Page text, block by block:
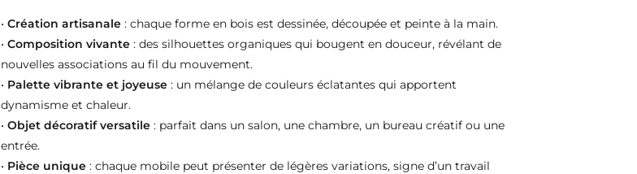
• Création artisanale : chaque forme en bois est dessinée, découpée et peinte à la main.
• Composition vivante : des silhouettes organiques qui bougent en douceur, révélant de
nouvelles associations au fil du mouvement.
• Palette vibrante et joyeuse : un mélange de couleurs éclatantes qui apportent
dynamisme et chaleur.
• Objet décoratif versatile : parfait dans un salon, une chambre, un bureau créatif ou une
entrée.
• Pièce unique : chaque mobile peut présenter de légères variations, signe d’un travail